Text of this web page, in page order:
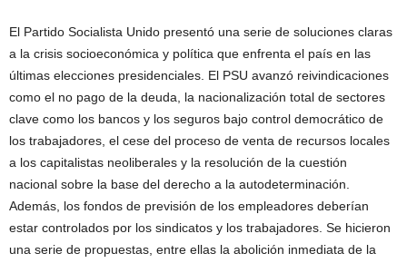
El Partido Socialista Unido presentó una serie de soluciones claras
a la crisis socioeconómica y política que enfrenta el país en las
últimas elecciones presidenciales. El PSU avanzó reivindicaciones
como el no pago de la deuda, la nacionalización total de sectores
clave como los bancos y los seguros bajo control democrático de
los trabajadores, el cese del proceso de venta de recursos locales
a los capitalistas neoliberales y la resolución de la cuestión
nacional sobre la base del derecho a la autodeterminación.
Además, los fondos de previsión de los empleadores deberían
estar controlados por los sindicatos y los trabajadores. Se hicieron
una serie de propuestas, entre ellas la abolición inmediata de la